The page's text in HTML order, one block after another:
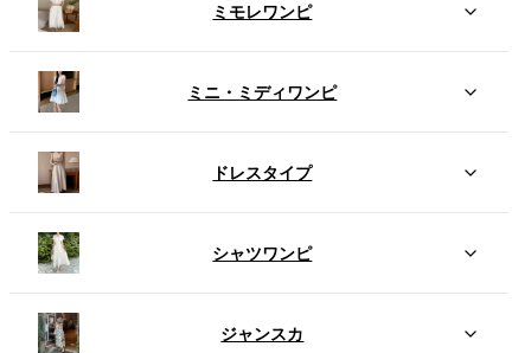
ミモレワンピ
ミニ・ミディワンピ
ドレスタイプ
シャツワンピ
ジャンスカ